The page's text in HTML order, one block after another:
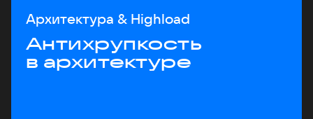
Архитектура & Highload
Антихрупкость
в архитектуре